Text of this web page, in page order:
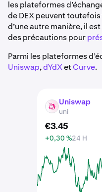
les plateformes
de DEX peuvent
d’une autre manière, il
des précautions pour
Parmi les plateformes
Uniswap,dYdXetCurve.
UNI Uniswap
uni
€3.45
+0,30 %24 H